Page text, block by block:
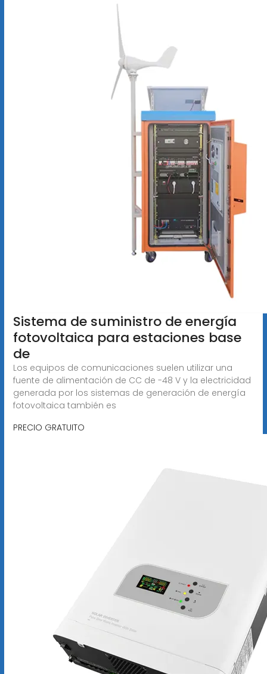
Sistema de suministro de energía
fotovoltaica para estaciones base
de
Los equipos de comunicaciones suelen utilizar una
fuente de alimentación de CC de -48 V y la electricidad
generada por los sistemas de generación de energía
fotovoltaica también es
PRECIO GRATUITO